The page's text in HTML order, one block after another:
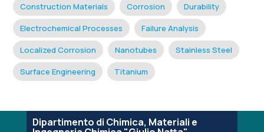
Construction Materials Corrosion Durability
Electrochemical Processes Failure Analysis
Localized Corrosion Nanotubes Stainless Steel
Surface Engineering Titanium
Dipartimento di Chimica, Materiali e